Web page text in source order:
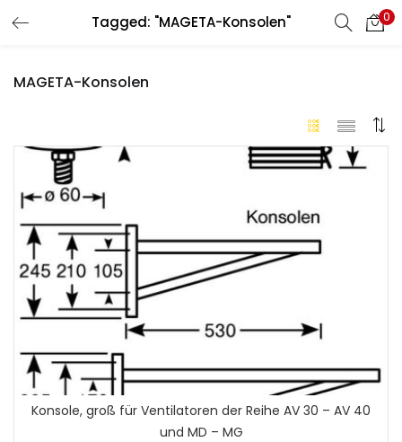
Tagged: "MAGETA-Konsolen" 0
MAGETA-Konsolen
Konsole, groß für Ventilatoren der Reihe AV 30 – AV 40
und MD – MG
LOGIN REGISTER
Enter your username and password to login.
Remember me
Login
Lost password?